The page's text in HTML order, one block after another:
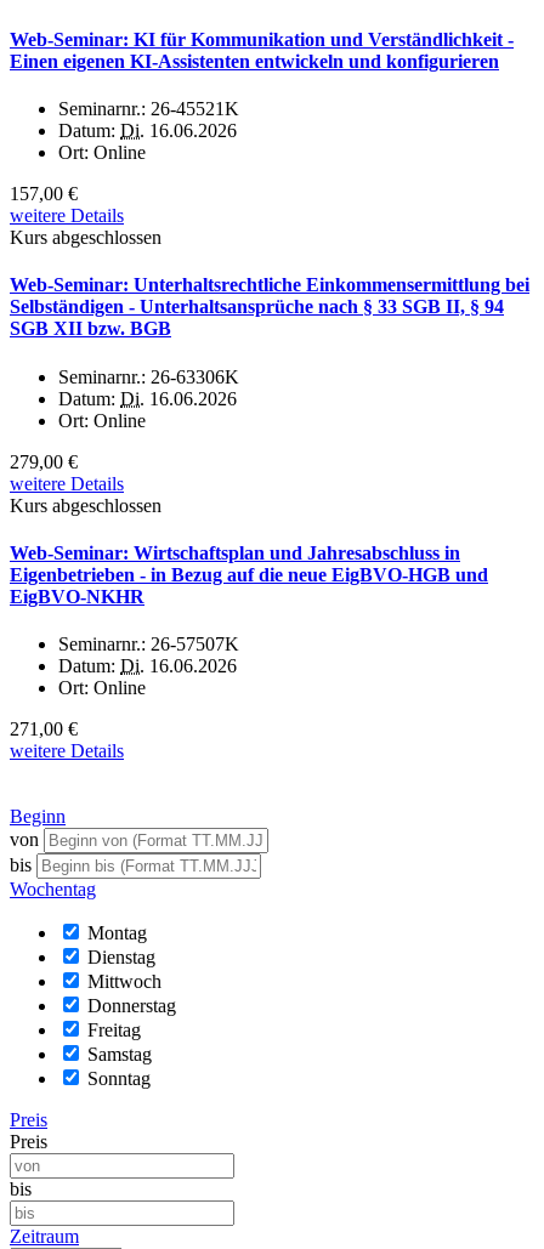
Web-Seminar: KI für Kommunikation und Verständlichkeit -
Einen eigenen KI-Assistenten entwickeln und konfigurieren
Seminarnr.: 26-45521K
Datum: Di. 16.06.2026
Ort: Online
157,00 €
weitere Details
Kurs abgeschlossen
Web-Seminar: Unterhaltsrechtliche Einkommensermittlung bei
Selbständigen - Unterhaltsansprüche nach § 33 SGB II, § 94
SGB XII bzw. BGB
Seminarnr.: 26-63306K
Datum: Di. 16.06.2026
Ort: Online
279,00 €
weitere Details
Kurs abgeschlossen
Web-Seminar: Wirtschaftsplan und Jahresabschluss in
Eigenbetrieben - in Bezug auf die neue EigBVO-HGB und
EigBVO-NKHR
Seminarnr.: 26-57507K
Datum: Di. 16.06.2026
Ort: Online
271,00 €
weitere Details
Beginn
von
bis
Wochentag
Montag
Dienstag
Mittwoch
Donnerstag
Freitag
Samstag
Sonntag
Preis
Preis
bis
Zeitraum